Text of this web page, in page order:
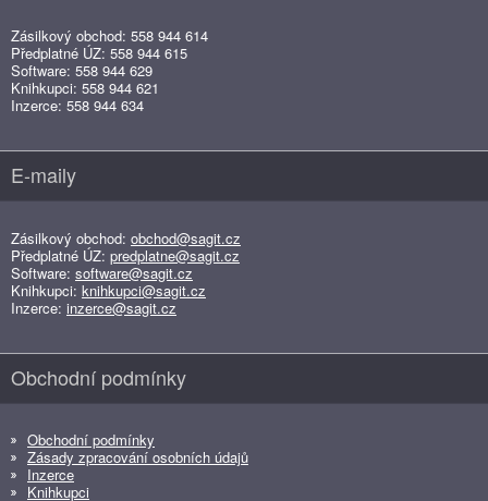
Zásilkový obchod: 558 944 614
Předplatné ÚZ: 558 944 615
Software: 558 944 629
Knihkupci: 558 944 621
Inzerce: 558 944 634
E-maily
Zásilkový obchod: obchod@sagit.cz
Předplatné ÚZ: predplatne@sagit.cz
Software: software@sagit.cz
Knihkupci: knihkupci@sagit.cz
Inzerce: inzerce@sagit.cz
Obchodní podmínky
Obchodní podmínky
Zásady zpracování osobních údajů
Inzerce
Knihkupci